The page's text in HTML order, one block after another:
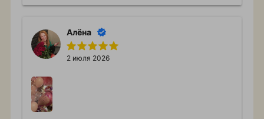
Алёна
2 июля 2026